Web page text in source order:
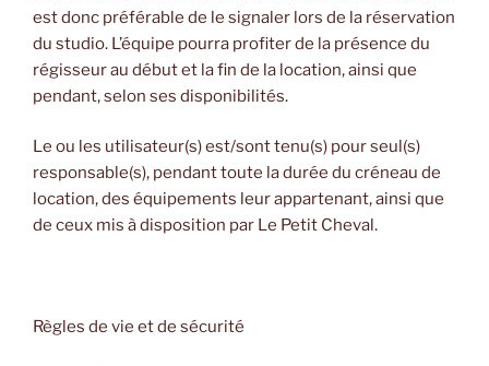
est donc préférable de le signaler lors de la réservation
du studio. L’équipe pourra profiter de la présence du
régisseur au début et la fin de la location, ainsi que
pendant, selon ses disponibilités.
Le ou les utilisateur(s) est/sont tenu(s) pour seul(s)
responsable(s), pendant toute la durée du créneau de
location, des équipements leur appartenant, ainsi que
de ceux mis à disposition par Le Petit Cheval.
Règles de vie et de sécurité